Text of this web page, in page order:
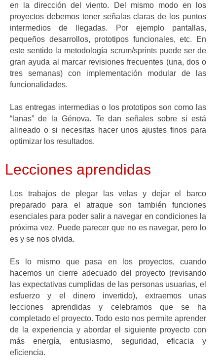
en la dirección del viento. Del mismo modo en los
proyectos debemos tener señalas claras de los puntos
intermedios de llegadas. Por ejemplo pantallas,
pequeños desarrollos, prototipos funcionales, etc. En
este sentido la metodología scrum/sprints puede ser de
gran ayuda al marcar revisiones frecuentes (una, dos o
tres semanas) con implementación modular de las
funcionalidades.
Las entregas intermedias o los prototipos son como las
“lanas” de la Génova. Te dan señales sobre si está
alineado o si necesitas hacer unos ajustes finos para
optimizar los resultados.
Lecciones aprendidas
Los trabajos de plegar las velas y dejar el barco
preparado para el atraque son también funciones
esenciales para poder salir a navegar en condiciones la
próxima vez. Puede parecer que no es navegar, pero lo
es y se nos olvida.
Es lo mismo que pasa en los proyectos, cuando
hacemos un cierre adecuado del proyecto (revisando
las expectativas cumplidas de las personas usuarias, el
esfuerzo y el dinero invertido), extraemos unas
lecciones aprendidas y celebramos que se ha
completado el proyecto. Todo esto nos permite aprender
de la experiencia y abordar el siguiente proyecto con
más energía, entusiasmo, seguridad, eficacia y
eficiencia.